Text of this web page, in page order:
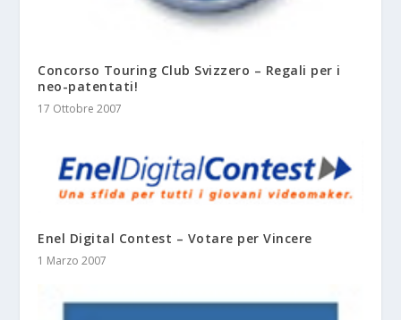
Concorso Touring Club Svizzero – Regali per i
neo-patentati!
17 Ottobre 2007
Enel Digital Contest – Votare per Vincere
1 Marzo 2007